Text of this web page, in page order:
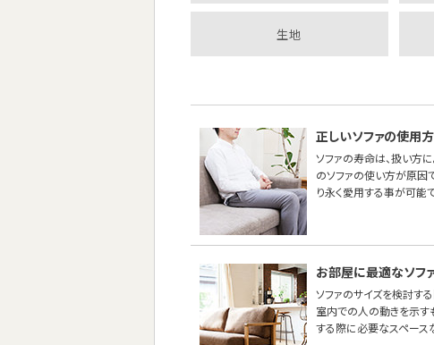
生地
正しいソファの使用方
ソファの寿命は、扱い方
のソファの使い方が原因
り永く愛用する事が可能
お部屋に最適なソフ
ソファのサイズを検討す
室内での人の動きを示す
する際に必要なスペース